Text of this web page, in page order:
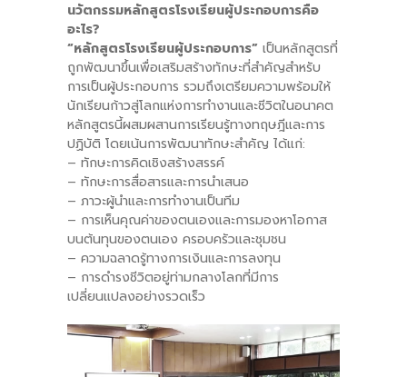
นวัตกรรมหลักสูตรโรงเรียนผู้ประกอบการคือ
อะไร?
“หลักสูตรโรงเรียนผู้ประกอบการ” เป็นหลักสูตรที่
ถูกพัฒนาขึ้นเพื่อเสริมสร้างทักษะที่สำคัญสำหรับ
การเป็นผู้ประกอบการ รวมถึงเตรียมความพร้อมให้
นักเรียนก้าวสู่โลกแห่งการทำงานและชีวิตในอนาคต
หลักสูตรนี้ผสมผสานการเรียนรู้ทางทฤษฎีและการ
ปฏิบัติ โดยเน้นการพัฒนาทักษะสำคัญ ได้แก่:
– ทักษะการคิดเชิงสร้างสรรค์
– ทักษะการสื่อสารและการนำเสนอ
– ภาวะผู้นำและการทำงานเป็นทีม
– การเห็นคุณค่าของตนเองและการมองหาโอกาส
บนต้นทุนของตนเอง ครอบครัวและชุมชน
– ความฉลาดรู้ทางการเงินและการลงทุน
– การดำรงชีวิตอยู่ท่ามกลางโลกที่มีการ
เปลี่ยนแปลงอย่างรวดเร็ว